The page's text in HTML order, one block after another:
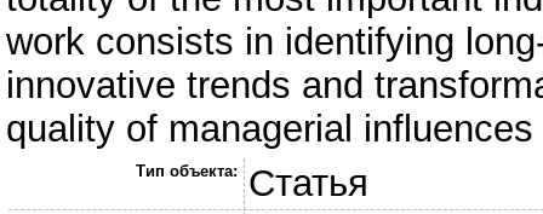
work consists in identifying
innovative trends and
quality of managerial
Тип объекта: Статья